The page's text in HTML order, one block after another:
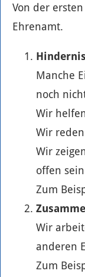
Von der
Ehrenamt.
Manche
noch
Wir
Wir
Wir
offen
Zum
Wir
anderen
Zum